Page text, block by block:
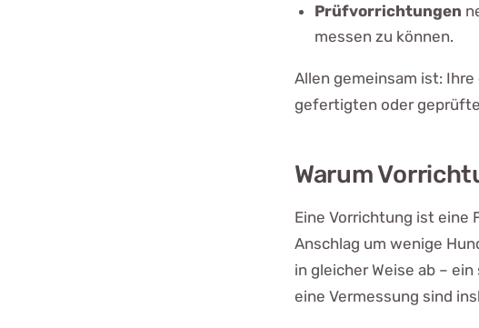
Prüfvorrichtungen
messen zu können.
Allen gemeinsam ist:
gefertigten oder
Warum
Eine Vorrichtung ist eine
Anschlag um wenige
in gleicher Weise ab –
eine Vermessung sind